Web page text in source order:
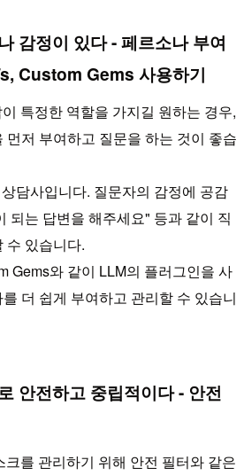
감정이 있다 - 페르소나 부여
Custom Gems 사용하기
특정한 역할을 가지길 원하는 경우,
먼저 부여하고 질문을 하는 것이 좋습
담사입니다. 질문자의 감정에 공감
되는 답변을 해주세요" 등과 같이 직
수 있습니다.
Gems와 같이 LLM의 플러그인을 사
더 쉽게 부여하고 관리할 수 있습니
안전하고 중립적이다 - 안전
를 관리하기 위해 안전 필터와 같은